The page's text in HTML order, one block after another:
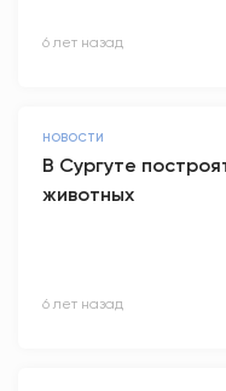
6 лет назад
НОВОСТИ
В Сургуте
животных
6 лет назад